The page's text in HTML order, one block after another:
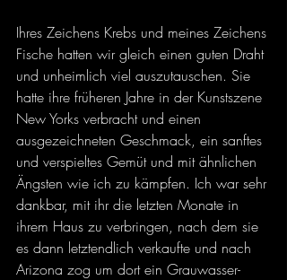
Ihres Zeichens Krebs und meines Zeichens
Fische hatten wir gleich einen guten Draht
und unheimlich viel auszutauschen. Sie
hatte ihre früheren Jahre in der Kunstszene
New Yorks verbracht und einen
ausgezeichneten Geschmack, ein sanftes
und verspieltes Gemüt und mit ähnlichen
Ängsten wie ich zu kämpfen. Ich war sehr
dankbar, mit ihr die letzten Monate in
ihrem Haus zu verbringen, nach dem sie
es dann letztendlich verkaufte und nach
Arizona zog um dort ein Grauwasser-